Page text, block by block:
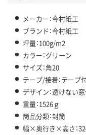
メーカー：今村紙工
ブランド：今村紙工
坪量：100g/m2
カラー：グリーン
サイズ：角20
テープ/接着：テープ
デザイン：透けない
重量：1526ｇ
商品分類：封筒
幅×奥行き×高さ：